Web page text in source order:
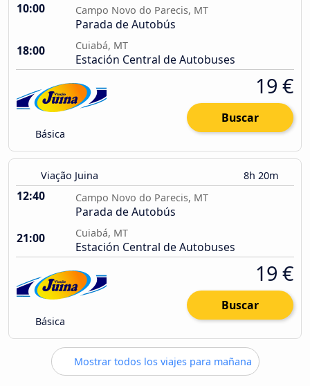
10:00 Campo Novo do Parecis, MT
Parada de Autobús
18:00
Cuiabá, MT
Estación Central de Autobuses
Básica
19 €
Buscar
Viação Juina 8h 20m
12:40 Campo Novo do Parecis, MT
Parada de Autobús
21:00
Cuiabá, MT
Estación Central de Autobuses
Básica
19 €
Buscar
Mostrar todos los viajes para mañana